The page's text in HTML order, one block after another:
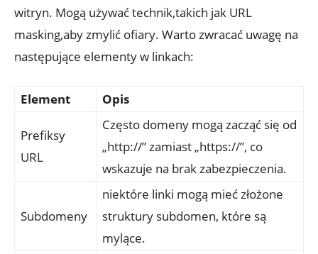
witryn. Mogą używać technik,takich jak URL
masking,aby zmylić ofiary. Warto zwracać uwagę na
następujące elementy w linkach:
Element Opis
Prefiksy
URL
Często domeny mogą zacząć się od
„http://” zamiast „https://”, co
wskazuje na brak zabezpieczenia.
Subdomeny
niektóre linki mogą mieć złożone
struktury subdomen, które są
mylące.